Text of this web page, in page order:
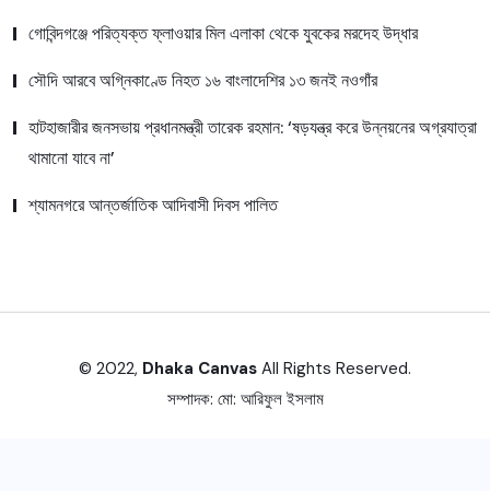
গোবিন্দগঞ্জে পরিত্যক্ত ফ্লাওয়ার মিল এলাকা থেকে যুবকের মরদেহ উদ্ধার
সৌদি আরবে অগ্নিকাণ্ডে নিহত ১৬ বাংলাদেশির ১৩ জনই নওগাঁর
হাটহাজারীর জনসভায় প্রধানমন্ত্রী তারেক রহমান: ‘ষড়যন্ত্র করে উন্নয়নের অগ্রযাত্রা
থামানো যাবে না’
শ্যামনগরে আন্তর্জাতিক আদিবাসী দিবস পালিত
© 2022, Dhaka Canvas All Rights Reserved.
সম্পাদক: মো: আরিফুল ইসলাম